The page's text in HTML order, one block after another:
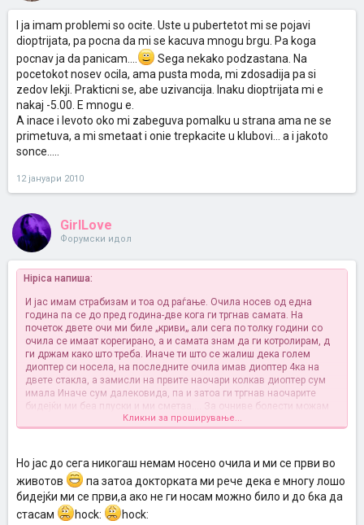
I ja imam problemi so ocite. Uste u pubertetot mi se pojavi
dioptrijata, pa pocna da mi se kacuva mnogu brgu. Pa koga
pocnav ja da panicam....
Sega nekako podzastana. Na
pocetokot nosev ocila, ama pusta moda, mi zdosadija pa si
zedov lekji. Prakticni se, abe uzivancija. Inaku dioptrijata mi e
nakaj -5.00. E mnogu e.
A inace i levoto oko mi zabeguva pomalku u strana ama ne se
primetuva, a mi smetaat i onie trepkacite u klubovi... a i jakoto
sonce.....
12 јануари 2010
GirlLove
Форумски идол
Hipica напиша:
И јас имам страбизам и тоа од раѓање. Очила носев од една
година па се до пред година-две кога ги тргнав самата. На
почеток двете очи ми биле „криви„ али сега по толку години со
очила се имаат корегирано, а и самата знам да ги котролирам, д
ги држам како што треба. Иначе ти што се жалиш дека голем
диоптер си носела, на последните очила имав диоптер 4ка на
двете стакла, а замисли на првите наочари колкав диоптер сум
имала Иначе сум далековида, па и затоа ги тргнав наочарите
бидејќи ми беа плуски и ми сметаа.... За очниве болести можам
да пишам до бескрај бидејќи не само што и самата ги имам, мајка
ми работи на очно па и од неа мн работи сум научила. Ама да не
Кликни за проширување...
Но јас до сега никогаш немам носено очила и ми се први во
животов
па затоа докторката ми рече дека е многу лошо
бидејќи ми се први,а ако не ги носам можно било и до 6ка да
стасам
hock: hock: